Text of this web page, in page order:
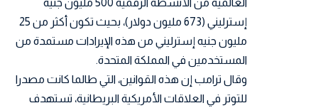
العالمية من الأنشطة الرقمية 500 مليون جنيه
إسترليني (673 مليون دولار)، بحيث تكون أكثر من 25
مليون جنيه إسترليني من هذه الإيرادات مستمدة من
المستخدمين في المملكة المتحدة.
وقال ترامب إن هذه القوانين، التي طالما كانت مصدرا
للتوتر في العلاقات الأمريكية البريطانية، تستهدف